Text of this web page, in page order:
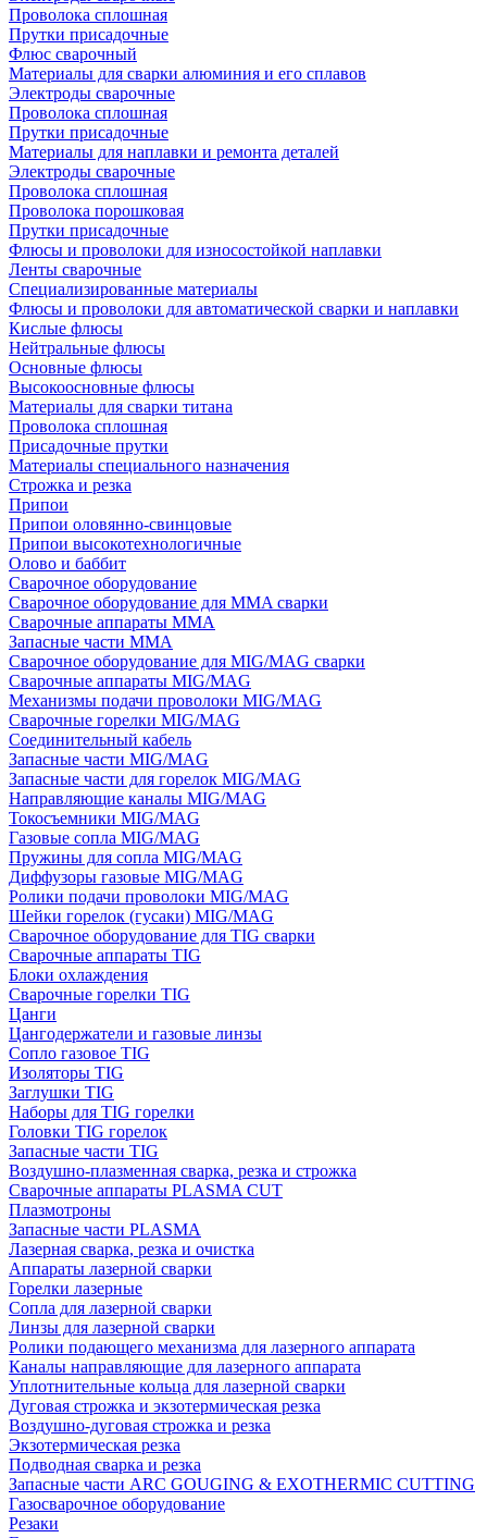
Проволока сплошная
Прутки присадочные
Флюс сварочный
Материалы для сварки алюминия и его сплавов
Электроды сварочные
Проволока сплошная
Прутки присадочные
Материалы для наплавки и ремонта деталей
Электроды сварочные
Проволока сплошная
Проволока порошковая
Прутки присадочные
Флюсы и проволоки для износостойкой наплавки
Ленты сварочные
Специализированные материалы
Флюсы и проволоки для автоматической сварки и наплавки
Кислые флюсы
Нейтральные флюсы
Основные флюсы
Высокоосновные флюсы
Материалы для сварки титана
Проволока сплошная
Присадочные прутки
Материалы специального назначения
Строжка и резка
Припои
Припои оловянно-свинцовые
Припои высокотехнологичные
Олово и баббит
Сварочное оборудование
Сварочное оборудование для MMA сварки
Сварочные аппараты MMA
Запасные части MMA
Сварочное оборудование для MIG/MAG сварки
Сварочные аппараты MIG/MAG
Механизмы подачи проволоки MIG/MAG
Сварочные горелки MIG/MAG
Соединительный кабель
Запасные части MIG/MAG
Запасные части для горелок MIG/MAG
Направляющие каналы MIG/MAG
Токосъемники MIG/MAG
Газовые сопла MIG/MAG
Пружины для сопла MIG/MAG
Диффузоры газовые MIG/MAG
Ролики подачи проволоки MIG/MAG
Шейки горелок (гусаки) MIG/MAG
Сварочное оборудование для TIG сварки
Сварочные аппараты TIG
Блоки охлаждения
Сварочные горелки TIG
Цанги
Цангодержатели и газовые линзы
Сопло газовое TIG
Изоляторы TIG
Заглушки TIG
Наборы для TIG горелки
Головки TIG горелок
Запасные части TIG
Воздушно-плазменная сварка, резка и строжка
Сварочные аппараты PLASMA CUT
Плазмотроны
Запасные части PLASMA
Лазерная сварка, резка и очистка
Аппараты лазерной сварки
Горелки лазерные
Сопла для лазерной сварки
Линзы для лазерной сварки
Ролики подающего механизма для лазерного аппарата
Каналы направляющие для лазерного аппарата
Уплотнительные кольца для лазерной сварки
Дуговая строжка и экзотермическая резка
Воздушно-дуговая строжка и резка
Экзотермическая резка
Подводная сварка и резка
Запасные части ARC GOUGING & EXOTHERMIC CUTTING
Газосварочное оборудование
Резаки